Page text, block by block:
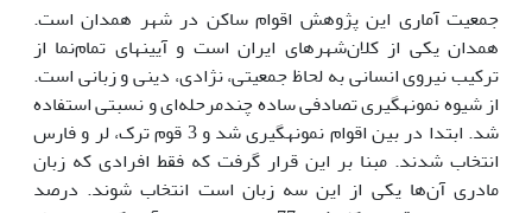
جمعیت آماری این پژوهش اقوام ساکن در شهر همدان است.
همدان یکی از کلان‌شهرهای ایران است و آیینه­ای تمام‌نما از
ترکیب نیروی انسانی به لحاظ جمعیتی، نژادی، دینی و زبانی است.
از شیوه نمونه­گیری تصادفی ساده چندمرحله‌ای و نسبتی استفاده
شد. ابتدا در بین اقوام نمونه­گیری شد و 3 قوم ترک، لر و فارس
انتخاب ­شدند. مبنا بر این قرار گرفت که فقط افرادی که زبان
مادری آن‌ها یکی از این سه زبان است انتخاب شوند. درصد